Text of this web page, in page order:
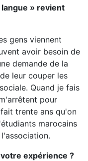
» revient
gens viennent
avoir besoin de
demande de la
leur couper les
Quand je fais
pour
trente ans qu'on
marocains
expérience ?